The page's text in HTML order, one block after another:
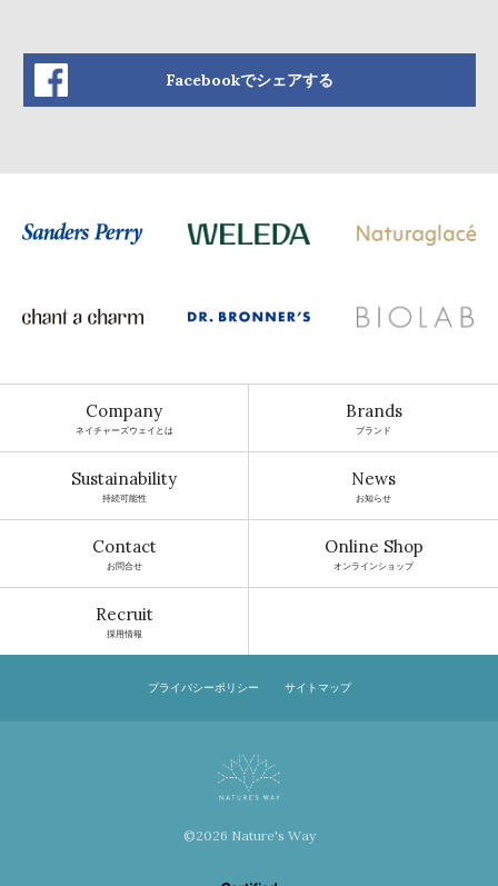
Facebookでシェアする
Company
ネイチャーズウェイとは
Brands
ブランド
Sustainability
持続可能性
News
お知らせ
Contact
お問合せ
Online Shop
オンラインショップ
Recruit
採用情報
プライバシーポリシー サイトマップ
©2026 Nature's Way